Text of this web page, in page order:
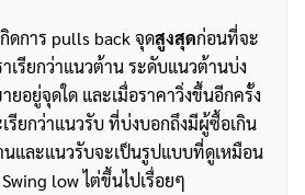
ดการ pulls back จุดสูงสุดก่อนที่จะ
าเรียกว่าแนวต้าน ระดับแนวต้านบ่ง
ยอยู่จุดใด และเมื่อราคาวิ่งขึ้นอีกครั้ง
รียกว่าแนวรับ ที่บ่งบอกถึงมีผู้ซื้อเกิน
นและแนวรับจะเป็นรูปแบบที่ดูเหมือน
low ไต่ขึ้นไปเรื่อยๆ